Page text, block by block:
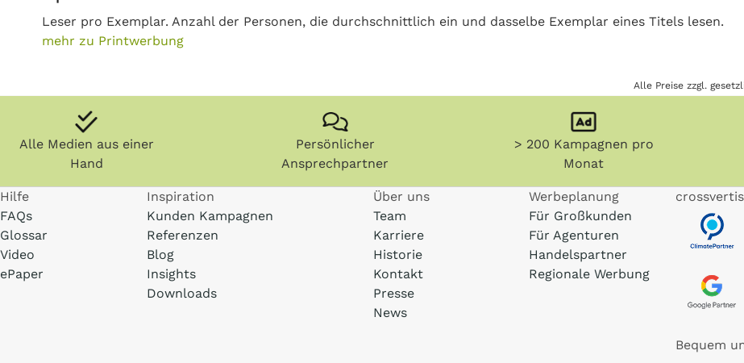
Leser pro Exemplar. Anzahl der Personen, die durchschnittlich ein und dasselbe Exemplar eines Titels lesen.
mehr zu Printwerbung
Alle Preise zzgl.
Alle Medien aus einer
Hand
Persönlicher
Ansprechpartner
> 200 Kampagnen pro
Monat
Hilfe
FAQs
Glossar
Video
ePaper
Inspiration
Kunden Kampagnen
Referenzen
Blog
Insights
Downloads
Über uns
Team
Karriere
Historie
Kontakt
Presse
News
Werbeplanung
Für Großkunden
Für Agenturen
Handelspartner
Regionale Werbung
Bequem